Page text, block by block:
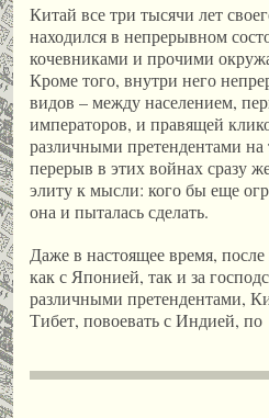
Китай все три тысячи лет
находился в непрерывном
кочевниками и прочими
Кроме того, внутри него
видов – между населением,
императоров, и правящей
различными претендентами
перерыв в этих войнах сразу
элиту к мысли: кого бы еще
она и пыталась сделать.
Даже в настоящее время,
как с Японией, так и за
различными претендентами,
Тибет, повоевать с Индией, по